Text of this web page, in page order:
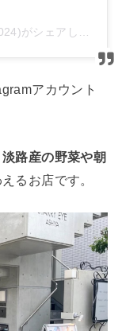
アカウント
淡路産の野菜や朝
るお店です。